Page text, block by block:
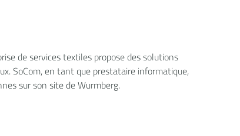
de services textiles propose des solutions
SoCom, en tant que prestataire informatique,
sur son site de Wurmberg.